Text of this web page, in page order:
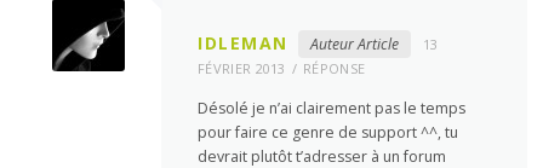
IDLEMAN Auteur Article
13
FÉVRIER 2013
RÉPONSE
Désolé je n’ai clairement pas le temps
pour faire ce genre de support ^^, tu
devrait plutôt t’adresser à un forum